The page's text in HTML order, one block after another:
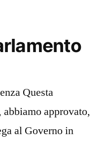
Questa
approvato,
al Governo in